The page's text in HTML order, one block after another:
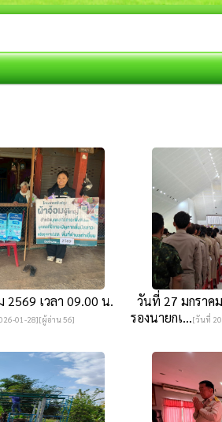
2569 เวลา 09.00 น.
01-28][ผู้อ่าน 56]
วันที่ 27 มกราค
รองนายกเ...[วันที่